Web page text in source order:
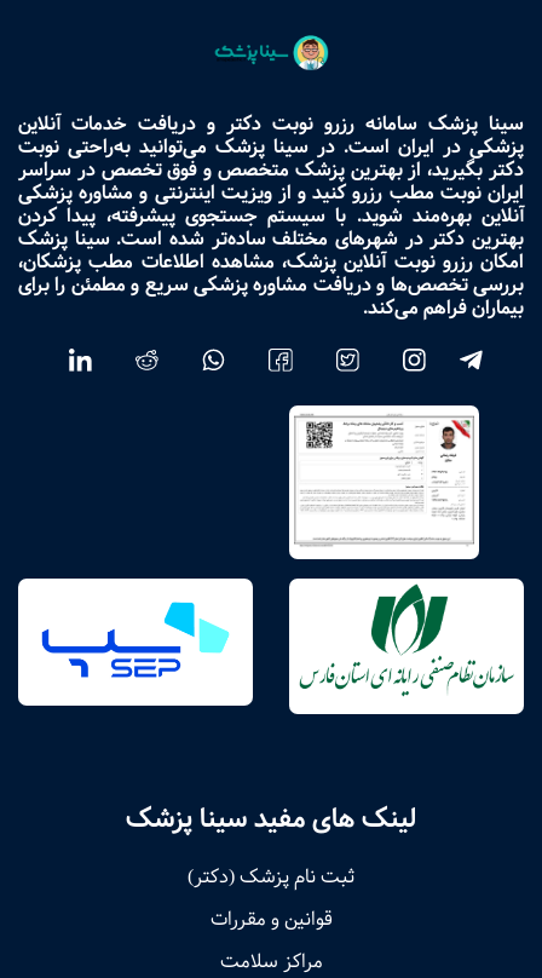
سینا پزشک سامانه رزرو نوبت دکتر و دریافت خدمات آنلاین
پزشکی در ایران است. در سینا پزشک می‌توانید به‌راحتی نوبت
دکتر بگیرید، از بهترین پزشک متخصص و فوق تخصص در سراسر
ایران نوبت مطب رزرو کنید و از ویزیت اینترنتی و مشاوره پزشکی
آنلاین بهره‌مند شوید. با سیستم جستجوی پیشرفته، پیدا کردن
بهترین دکتر در شهرهای مختلف ساده‌تر شده است. سینا پزشک
امکان رزرو نوبت آنلاین پزشک، مشاهده اطلاعات مطب پزشکان،
بررسی تخصص‌ها و دریافت مشاوره پزشکی سریع و مطمئن را برای
بیماران فراهم می‌کند.
لینک های مفید سینا پزشک
ثبت نام پزشک (دکتر)
قوانین و مقررات
مراکز سلامت